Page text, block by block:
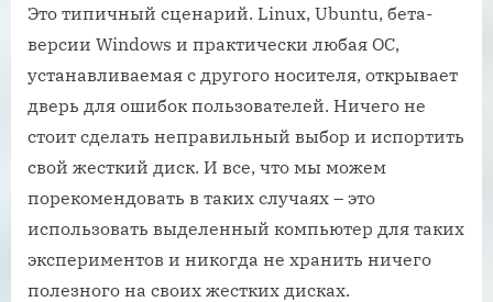
Это типичный сценарий. Linux, Ubuntu, бета-
версии Windows и практически любая ОС,
устанавливаемая с другого носителя, открывает
дверь для ошибок пользователей. Ничего не
стоит сделать неправильный выбор и испортить
свой жесткий диск. И все, что мы можем
порекомендовать в таких случаях – это
использовать выделенный компьютер для таких
экспериментов и никогда не хранить ничего
полезного на своих жестких дисках.